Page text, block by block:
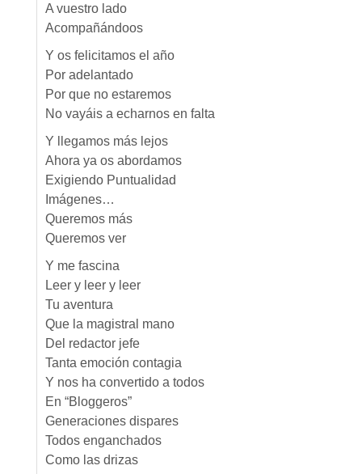
A vuestro lado
Acompañándoos
Y os felicitamos el año
Por adelantado
Por que no estaremos
No vayáis a echarnos en falta
Y llegamos más lejos
Ahora ya os abordamos
Exigiendo Puntualidad
Imágenes…
Queremos más
Queremos ver
Y me fascina
Leer y leer y leer
Tu aventura
Que la magistral mano
Del redactor jefe
Tanta emoción contagia
Y nos ha convertido a todos
En “Bloggeros”
Generaciones dispares
Todos enganchados
Como las drizas